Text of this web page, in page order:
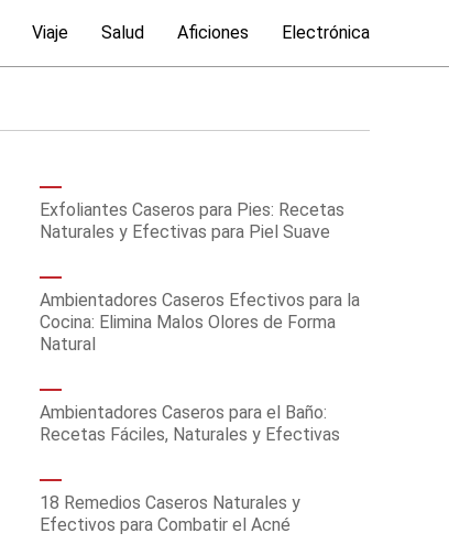
Viaje Salud Aficiones Electrónica
Exfoliantes Caseros para Pies: Recetas
Naturales y Efectivas para Piel Suave
Ambientadores Caseros Efectivos para la
Cocina: Elimina Malos Olores de Forma
Natural
Ambientadores Caseros para el Baño:
Recetas Fáciles, Naturales y Efectivas
18 Remedios Caseros Naturales y
Efectivos para Combatir el Acné